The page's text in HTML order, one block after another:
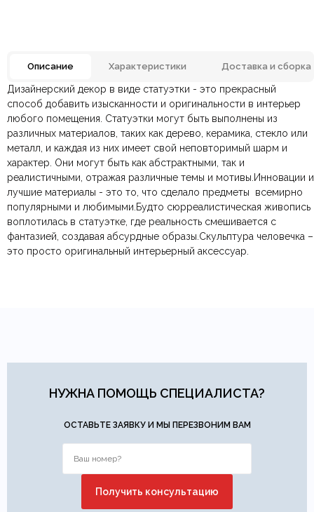
Описание Характеристики Доставка и сборка
Дизайнерский декор в виде статуэтки - это прекрасный
способ добавить изысканности и оригинальности в интерьер
любого помещения. Статуэтки могут быть выполнены из
различных материалов, таких как дерево, керамика, стекло или
металл, и каждая из них имеет свой неповторимый шарм и
характер. Они могут быть как абстрактными, так и
реалистичными, отражая различные темы и мотивы.Инновации и
лучшие материалы - это то, что сделало предметы всемирно
популярными и любимыми.Будто сюрреалистическая живопись
воплотилась в статуэтке, где реальность смешивается с
фантазией, создавая абсурдные образы.Cкульптура человечка –
это просто оригинальный интерьерный аксессуар.
Материал Металл, Смола
Размеры ШxГxВ 310х150х630 мм.
Цвет Белый, Красный, Черный
Тип продажи
По всей России: отправляем через транспортную
компаниюСДЭК. Срок доставки —до 7 дней.
По Москве и Санкт-Петербургу:быстрая
Яндекс.Доставка — доставка в день заказа.
Оплата в салоне-магазине— наличными или картой
при самовывозе.
Безналичная оплата по счёту— для юридических и
физических лиц.
Онлайн оплата картой— быстрая и безопасная через
сайт.
Отзывов ещё нет. Напишите первым.
Ваша общая оценка
Заголовок вашего отзыва
НУЖНА ПОМОЩЬ СПЕЦИАЛИСТА?
ОСТАВЬТЕ ЗАЯВКУ И МЫ ПЕРЕЗВОНИМ ВАМ